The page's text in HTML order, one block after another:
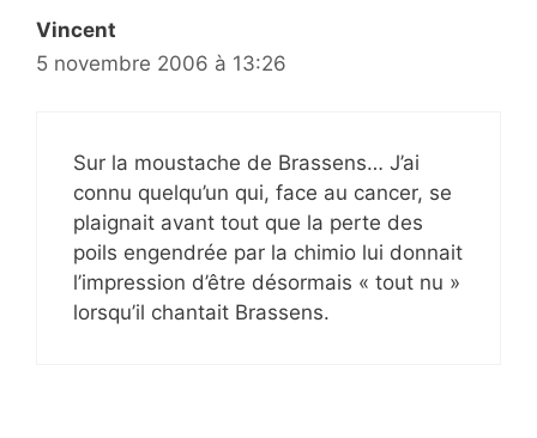
Vincent
5 novembre 2006 à 13:26
Sur la moustache de Brassens… J’ai
connu quelqu’un qui, face au cancer, se
plaignait avant tout que la perte des
poils engendrée par la chimio lui donnait
l’impression d’être désormais « tout nu »
lorsqu’il chantait Brassens.